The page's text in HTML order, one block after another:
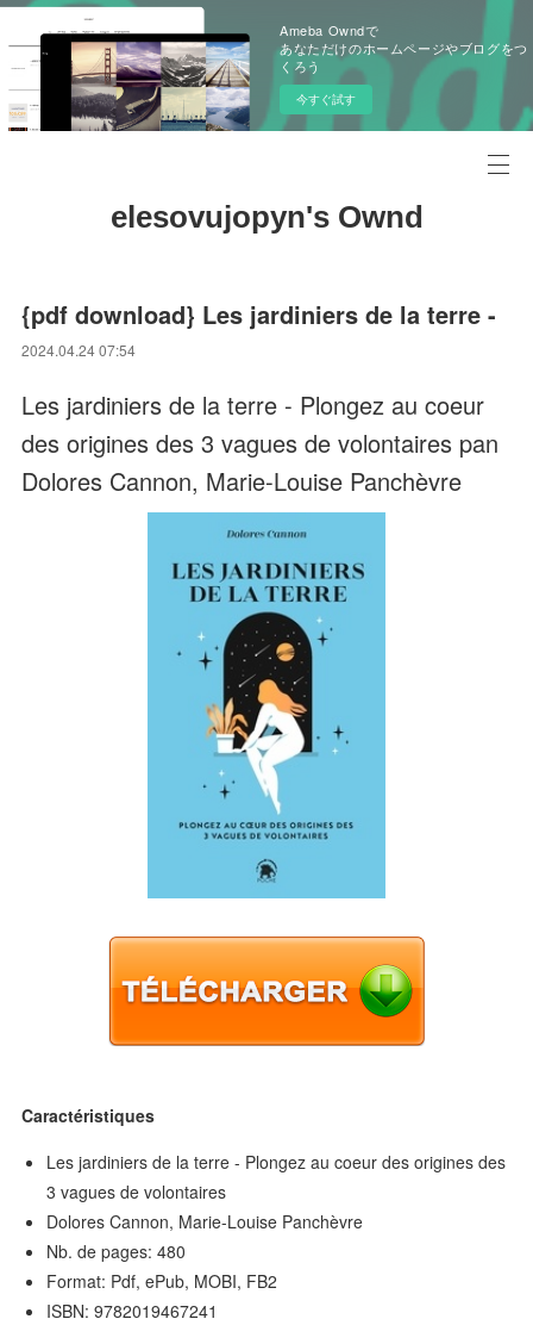
Ameba Owndで
あなただけのホームページやブログをつ
くろう
今すぐ試す
elesovujopyn's Ownd
{pdf download} Les jardiniers de la terre -
2024.04.24 07:54
Les jardiniers de la terre - Plongez au coeur
des origines des 3 vagues de volontaires pan
Dolores Cannon, Marie-Louise Panchèvre
Caractéristiques
Les jardiniers de la terre - Plongez au coeur des origines des
3 vagues de volontaires
Dolores Cannon, Marie-Louise Panchèvre
Nb. de pages: 480
Format: Pdf, ePub, MOBI, FB2
ISBN: 9782019467241